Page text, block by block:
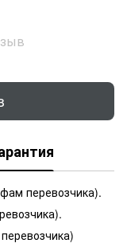
перевозчика).